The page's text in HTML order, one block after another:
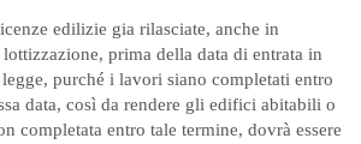
edilizie gia rilasciate, anche in
prima della data di entrata in
purché i lavori siano completati entro
data, così da rendere gli edifici abitabili o
completata entro tale termine, dovrà essere